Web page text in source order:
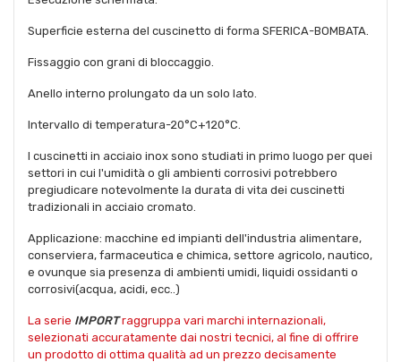
Superficie esterna del cuscinetto di forma SFERICA-BOMBATA.
Fissaggio con grani di bloccaggio.
Anello interno prolungato da un solo lato.
Intervallo di temperatura-20°C+120°C.
I cuscinetti in acciaio inox sono studiati in primo luogo per quei
settori in cui l'umidità o gli ambienti corrosivi potrebbero
pregiudicare notevolmente la durata di vita dei cuscinetti
tradizionali in acciaio cromato.
Applicazione: macchine ed impianti dell'industria alimentare,
conserviera, farmaceutica e chimica, settore agricolo, nautico,
e ovunque sia presenza di ambienti umidi, liquidi ossidanti o
corrosivi(acqua, acidi, ecc..)
La serie IMPORTraggruppa vari marchi internazionali,
selezionati accuratamente dai nostri tecnici, al fine di offrire
un prodotto di ottima qualità ad un prezzo decisamente